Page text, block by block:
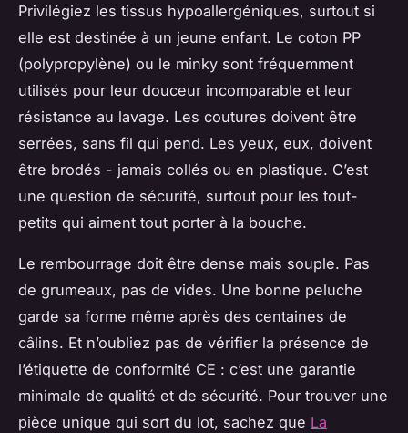
Privilégiez les tissus hypoallergéniques, surtout si
elle est destinée à un jeune enfant. Le coton PP
(polypropylène) ou le minky sont fréquemment
utilisés pour leur douceur incomparable et leur
résistance au lavage. Les coutures doivent être
serrées, sans fil qui pend. Les yeux, eux, doivent
être brodés - jamais collés ou en plastique. C’est
une question de sécurité, surtout pour les tout-
petits qui aiment tout porter à la bouche.
Le rembourrage doit être dense mais souple. Pas
de grumeaux, pas de vides. Une bonne peluche
garde sa forme même après des centaines de
câlins. Et n’oubliez pas de vérifier la présence de
l’étiquette de conformité CE : c’est une garantie
minimale de qualité et de sécurité. Pour trouver une
pièce unique qui sort du lot, sachez que La